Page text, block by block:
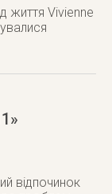
життя Vivienne
відпочинок